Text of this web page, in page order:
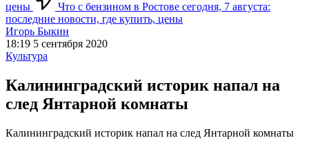
цены
Что с бензином в Ростове сегодня, 7 августа:
последние новости, где купить, цены
Игорь Быкин
18:19 5 сентября 2020
Культура
Калининградский историк напал на
след Янтарной комнаты
Калининградский историк напал на след Янтарной комнаты